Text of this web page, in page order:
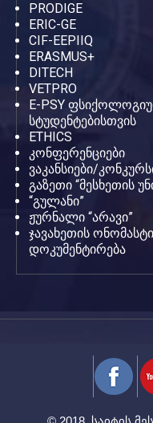
PRODIGE
ERIC-GE
CIF-EEPIIQ
ERASMUS+
DITECH
VETPRO
E-PSY
სტუდენტებისთვის
ETHICS
კონფერენციები
ვაკანსიები/
გაზეთი “მესხეთის
“გულანი”
ჟურნალი “არავი”
ჯავახეთის
დოკუმენტირება